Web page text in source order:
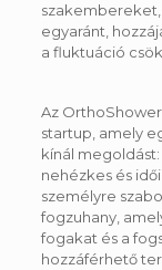
egyaránt,
a fluktuáció
Az
startup, amely
kínál
nehézkes és
személyre
fogzuhany,
fogakat és a
hozzáférhető